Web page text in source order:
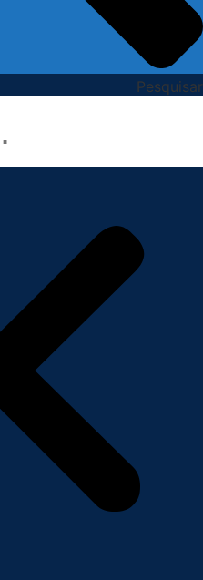
Pesquisar